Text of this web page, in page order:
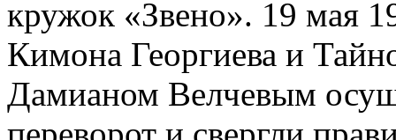
кружок «Звено». 19 мая
Кимона Георгиева и
Дамианом Велчевым